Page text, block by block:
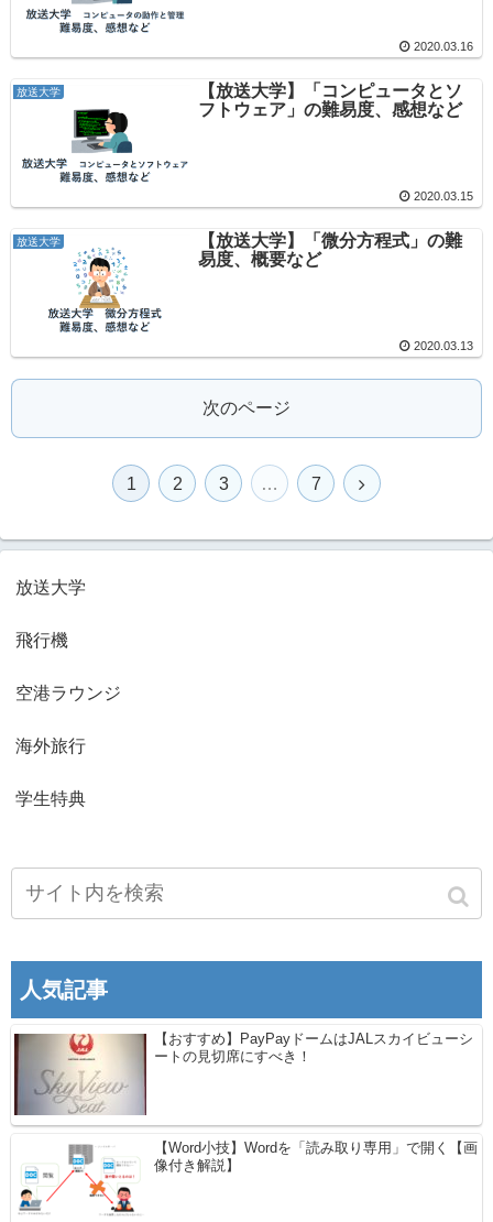
2020.03.16
放送大学
【放送大学】「コンピュータとソ
フトウェア」の難易度、感想など
2020.03.15
放送大学
【放送大学】「微分方程式」の難
易度、概要など
2020.03.13
次のページ
1 2 3 … 7
放送大学
飛行機
空港ラウンジ
海外旅行
学生特典
人気記事
【おすすめ】PayPayドームはJALスカイビューシ
ートの見切席にすべき！
【Word小技】Wordを「読み取り専用」で開く【画
像付き解説】